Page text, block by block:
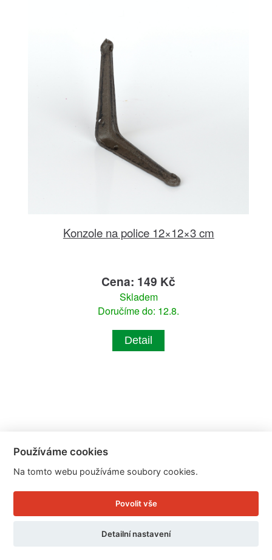
Konzole na police 12×12×3 cm
Cena: 149 Kč
Skladem
Doručíme do: 12.8.
Detail
Používáme cookies
Na tomto webu používáme soubory cookies.
Povolit vše
Detailní nastavení